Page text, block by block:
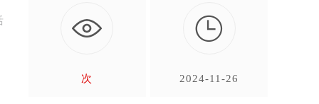
次

2024-11-26